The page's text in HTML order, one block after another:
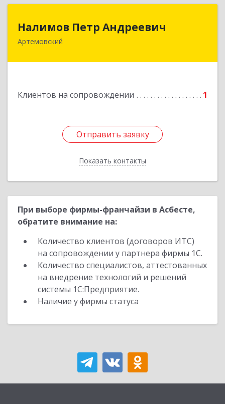
Налимов Петр Андреевич
Артемовский
Клиентов на сопровождении 1
Отправить заявку
Показать контакты
623780, Свердловская обл, Артемовский г,
Отправить заявку
Назад
При выборе фирмы-франчайзи в Асбесте,
обратите внимание на:
Количество клиентов (договоров ИТС)
на сопровождении у партнера фирмы 1С.
Количество специалистов, аттестованных
на внедрение технологий и решений
системы 1С:Предприятие.
Наличие у фирмы статуса